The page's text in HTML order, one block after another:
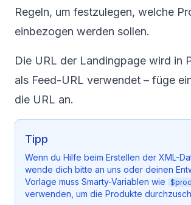
Regeln, um festzulegen, welche
einbezogen werden sollen.
Die URL der Landingpage wird in
als Feed-URL verwendet – füge
die URL an.
Tipp
Wenn du Hilfe beim Erstellen der XML-
wende dich bitte an uns oder deinen
Vorlage muss Smarty-Variablen wie
verwenden, um die Produkte